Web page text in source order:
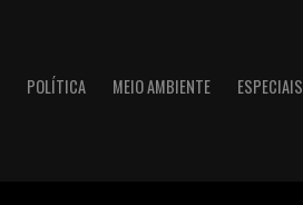
POLÍTICA MEIO AMBIENTE ESPECIAIS